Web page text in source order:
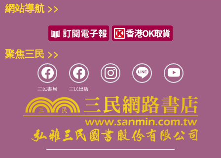
網站導航 >>
聚焦三民 >>
三民書局 三民出版